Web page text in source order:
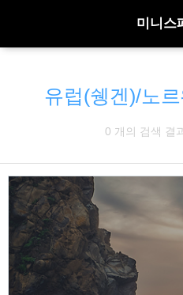
미니스
유럽(쉥겐)/노
0 개의 검색 결